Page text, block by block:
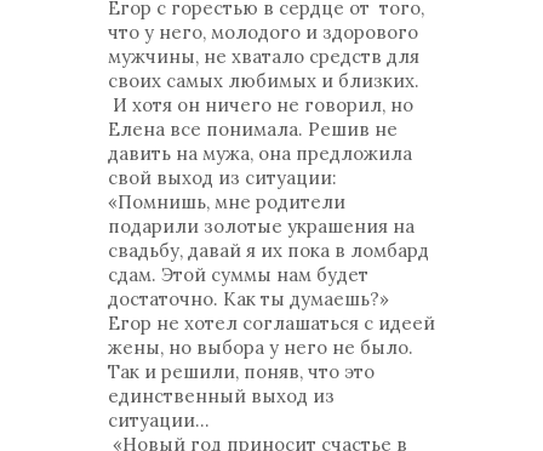
Егор с горестью в сердце от того,
что у него, молодого и здорового
мужчины, не хватало средств для
своих самых любимых и близких.
И хотя он ничего не говорил, но
Елена все понимала. Решив не
давить на мужа, она предложила
свой выход из ситуации:
«Помнишь, мне родители
подарили золотые украшения на
свадьбу, давай я их пока в ломбард
сдам. Этой суммы нам будет
достаточно. Как ты думаешь?»
Егор не хотел соглашаться с идеей
жены, но выбора у него не было.
Так и решили, поняв, что это
единственный выход из
ситуации...
«Новый год приносит счастье в